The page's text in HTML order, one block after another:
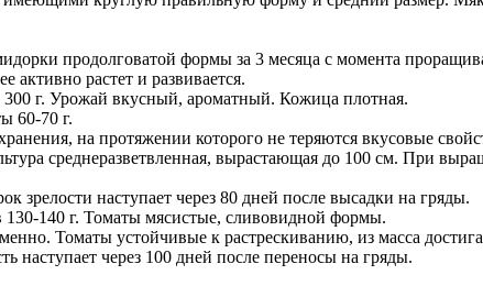
продолговатой формы за 3 месяца с момента
активно растет и развивается.
г. Урожай вкусный, ароматный. Кожица плотная.
60-70 г.
на протяжении которого не теряются вкусовые
среднеразветвленная, вырастающая до 100 см. При
наступает через 80 дней после высадки на гряды.
140 г. Томаты мясистые, сливовидной формы.
Томаты устойчивые к растрескиванию, из масса
наступает через 100 дней после переносы на гряды.